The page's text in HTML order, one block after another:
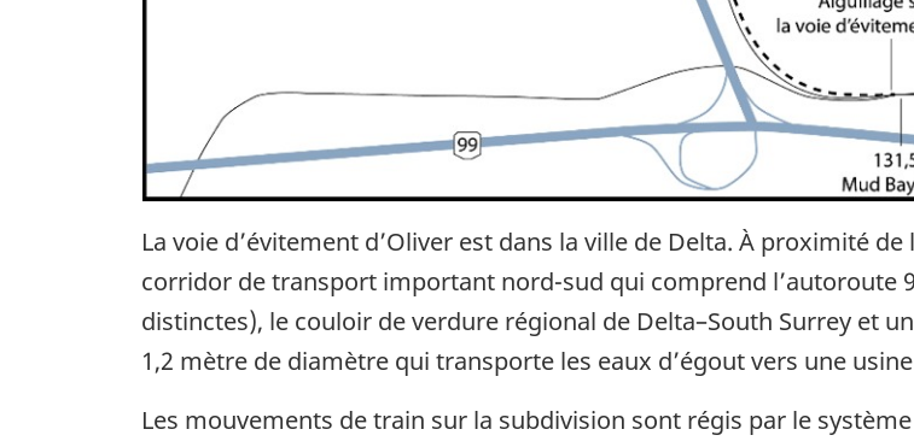
La voie d’évitement d’Oliver est dans la ville de Delta. À proximité
corridor de transport important nord-sud qui comprend l’autoroute
distinctes), le couloir de verdure régional de Delta–South Surrey et
1,2 mètre de diamètre qui transporte les eaux d’égout vers une
Les mouvements de train sur la subdivision sont régis par le